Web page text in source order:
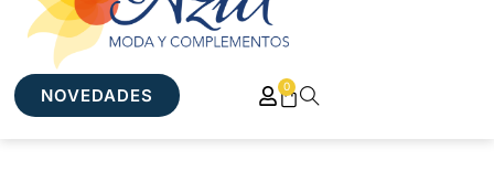
NOVEDADES 0